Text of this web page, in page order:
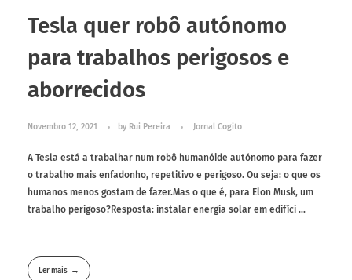
Tesla quer robô autónomo
para trabalhos perigosos e
aborrecidos
Novembro 12, 2021 by Rui Pereira Jornal Cogito
A Tesla está a trabalhar num robô humanóide autónomo para fazer
o trabalho mais enfadonho, repetitivo e perigoso. Ou seja: o que os
humanos menos gostam de fazer.Mas o que é, para Elon Musk, um
trabalho perigoso?Resposta: instalar energia solar em edifíci ...
Ler mais